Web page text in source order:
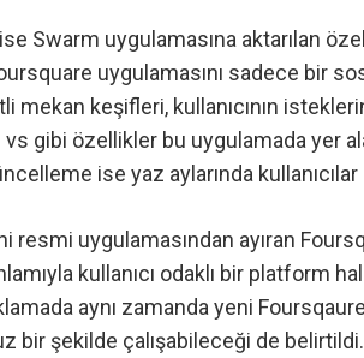
Swarm uygulamasına aktarılan
uygulamasını sadece bir
mekan keşifleri, kullanıcının
gibi özellikler bu uygulamada yer
ise yaz aylarında
resmi uygulamasından ayıran
kullanıcı odaklı bir platform
aynı zamanda yeni
bir şekilde çalışabileceği de belirtildi.